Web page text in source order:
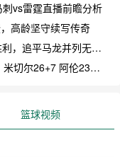
vs雷霆直播前瞻分析
高龄坚守续写传奇
龙并列无冠球员历史第一
分 梅里尔23分 詹金斯17分
篮球视频